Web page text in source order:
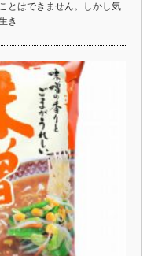
とはできません。しかし気
き…